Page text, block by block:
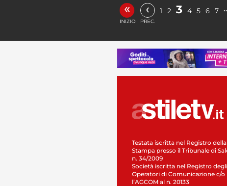
«
INIZIO
‹
PREC.
1 2 3 4 5 6 7
Testata iscritta nel Registro della
Stampa presso il Tribunale di
n. 34/2009
Società iscritta nel Registro degli
Operatori di Comunicazione c/o
l’AGCOM al n. 20133